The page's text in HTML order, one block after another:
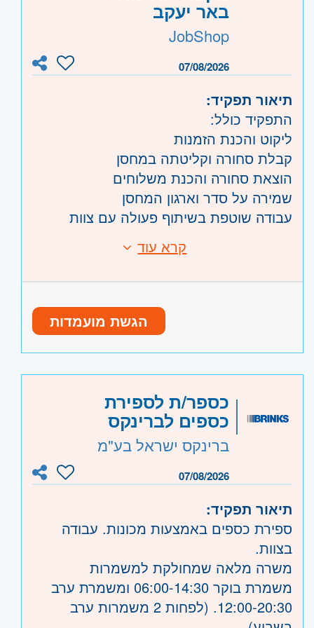
- ראשון לציון ונס- ציונה, רמלה לוד,
רחובות, יבנה
באר יעקב
JobShop
07/08/2026
תיאור תפקיד:
התפקיד כולל:
ליקוט והכנת הזמנות
קבלת סחורה וקליטתה במחסן
הוצאת סחורה והכנת משלוחים
שמירה על סדר וארגון המחסן
עבודה שוטפת בשיתוף פעולה עם צוות
אפשרות להשתלב בחברה צומחת ולהתפתח
סדר, ארגון ויכולת עבודה מדויקת
יכולת עבודה בצוות ויחסי אנוש מצוינים
היקף משרה: משרה מלאה
קוד משרה:800253
מרכז
- תל אביב, פתח תקווה, רמת גן
וגבעתיים, בקעת אונו וגבעת שמואל, חולון
ובת-ים, מודיעין, שוהם
רחובות, יבנה
קרא עוד
הגשת מועמדות
כספר/ת לספירת
כספים לברינקס
ברינקס ישראל בע"מ
07/08/2026
תיאור תפקיד:
ספירת כספים באמצעות מכונות. עבודה
בצוות.
משרה מלאה שמחולקת למשמרות
משמרת בוקר 06:00-14:30 ומשמרת ערב
12:00-20:30. (לפחות 2 משמרות ערב